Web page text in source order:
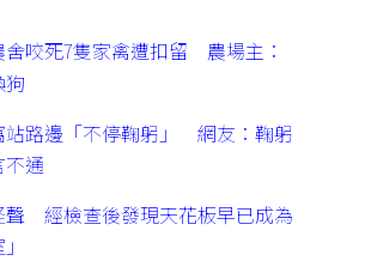
咬死7隻家禽遭扣留 農場主：
狗
站路邊「不停鞠躬」 網友：鞠躬
通
聲 經檢查後發現天花板早已成為